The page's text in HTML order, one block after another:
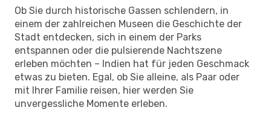
Ob Sie durch historische Gassen schlendern, in
einem der zahlreichen Museen die Geschichte der
Stadt entdecken, sich in einem der Parks
entspannen oder die pulsierende Nachtszene
erleben möchten – Indien hat für jeden Geschmack
etwas zu bieten. Egal, ob Sie alleine, als Paar oder
mit Ihrer Familie reisen, hier werden Sie
unvergessliche Momente erleben.